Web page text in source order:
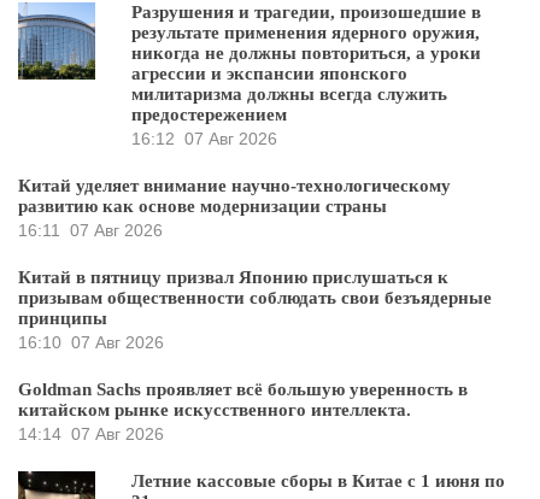
Разрушения и трагедии, произошедшие в
результате применения ядерного оружия,
никогда не должны повториться, а уроки
агрессии и экспансии японского
милитаризма должны всегда служить
предостережением
16:12 07 Авг 2026
Китай уделяет внимание научно-технологическому
развитию как основе модернизации страны
16:11
07 Авг 2026
Китай в пятницу призвал Японию прислушаться к
призывам общественности соблюдать свои безъядерные
принципы
16:10 07 Авг 2026
Goldman Sachs проявляет всё большую уверенность в
китайском рынке искусственного интеллекта.
14:14 07 Авг 2026
Летние кассовые сборы в Китае с 1 июня по